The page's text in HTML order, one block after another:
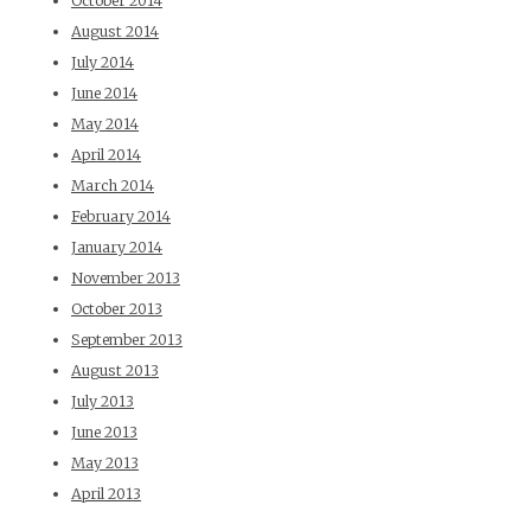
August 2014
July 2014
June 2014
May 2014
April 2014
March 2014
February 2014
January 2014
November 2013
October 2013
September 2013
August 2013
July 2013
June 2013
May 2013
April 2013